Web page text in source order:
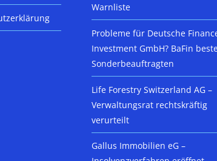
Warnliste
Probleme für Deutsche
Investment GmbH? BaFin
Sonderbeauftragten
Life Forestry Switzerland AG –
Verwaltungsrat rechtskräftig
verurteilt
Gallus Immobilien eG –